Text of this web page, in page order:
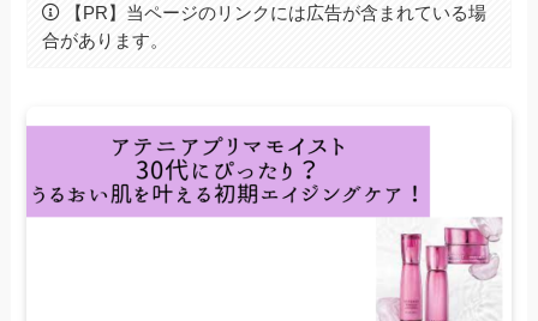
【PR】当ページのリンクには広告が含まれている場
合があります。